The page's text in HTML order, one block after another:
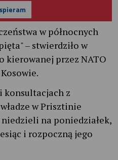
w północnych
– stwierdziło w
kierowanej przez NATO
konsultacjach z
w Prisztinie
na poniedziałek,
i rozpoczną jego